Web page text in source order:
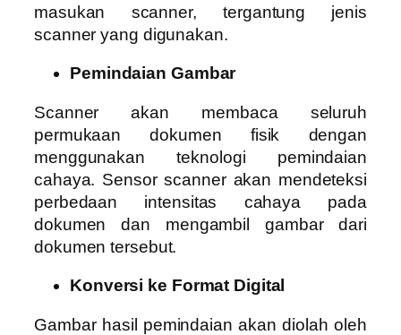
masukan scanner, tergantung jenis
scanner yang digunakan.
Pemindaian Gambar
Scanner akan membaca seluruh
permukaan dokumen fisik dengan
menggunakan teknologi pemindaian
cahaya. Sensor scanner akan mendeteksi
perbedaan intensitas cahaya pada
dokumen dan mengambil gambar dari
dokumen tersebut.
Konversi ke Format Digital
Gambar hasil pemindaian akan diolah oleh